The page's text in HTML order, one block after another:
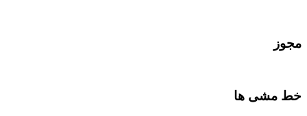
مجوز
خط مشی ها